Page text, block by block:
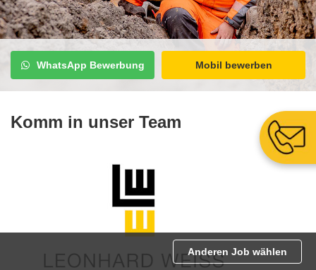
WhatsApp Bewerbung Mobil bewerben
Komm in unser Team
Anderen Job wählen